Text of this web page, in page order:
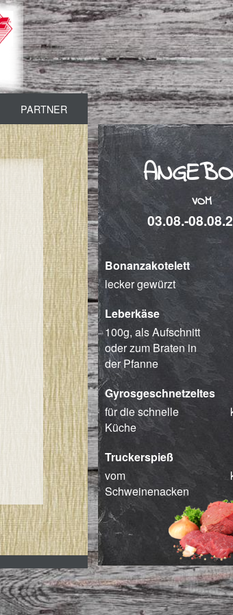
PARTNER
VOM
03.08.-
Bonanzakotelett
lecker gewürzt
Leberkäse
100g, als Aufschnitt
oder zum Braten in
der Pfanne
Gyrosgeschnetzeltes
für die schnelle
Küche
Truckerspieß
vom
Schweinenacken